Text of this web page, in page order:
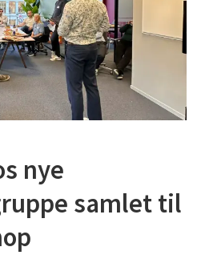
nye
samlet til